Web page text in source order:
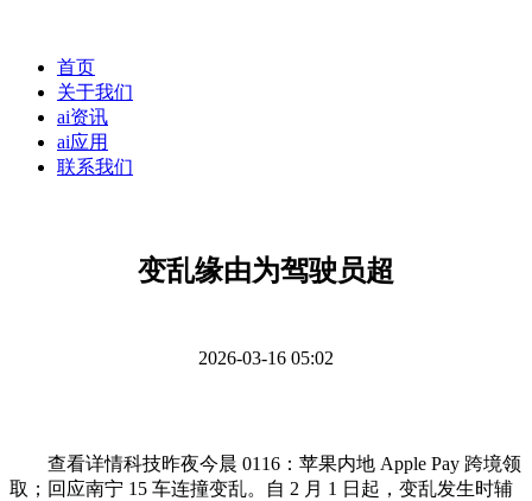
首页
关于我们
ai资讯
ai应用
联系我们
变乱缘由为驾驶员超
2026-03-16 05:02
查看详情科技昨夜今晨 0116：苹果内地 Apple Pay 跨境领
取；回应南宁 15 车连撞变乱。自 2 月 1 日起，变乱发生时辅